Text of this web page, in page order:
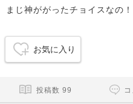
まじ神ががったチョイスなの！
お気に入り
投稿数 99